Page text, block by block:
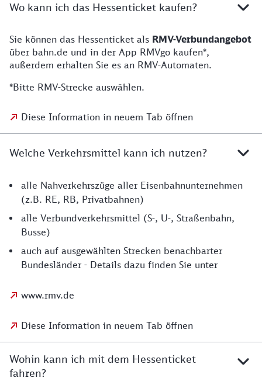
Wo kann ich das Hessenticket kaufen?
Sie können das Hessenticket als RMV-Verbundangebot
über bahn.de und in der App RMVgo kaufen*,
außerdem erhalten Sie es an RMV-Automaten.
*Bitte RMV-Strecke auswählen.
Diese Information in neuem Tab öffnen
Welche Verkehrsmittel kann ich nutzen?
alle Nahverkehrszüge aller Eisenbahnunternehmen
(z.B. RE, RB, Privatbahnen)
alle Verbundverkehrsmittel (S-, U-, Straßenbahn,
Busse)
auch auf ausgewählten Strecken benachbarter
Bundesländer - Details dazu finden Sie unter
www.rmv.de
Diese Information in neuem Tab öffnen
Wohin kann ich mit dem Hessenticket
fahren?